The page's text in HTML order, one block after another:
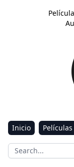
Inicio Películas
Aventura